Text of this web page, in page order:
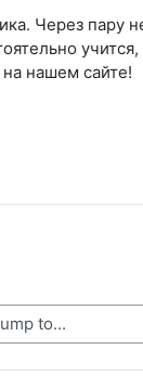
Через пару
нашем сайте!